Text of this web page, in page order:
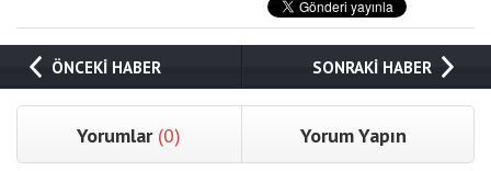
ÖNCEKİ HABER SONRAKİ HABER
Yorumlar (0) Yorum Yapın